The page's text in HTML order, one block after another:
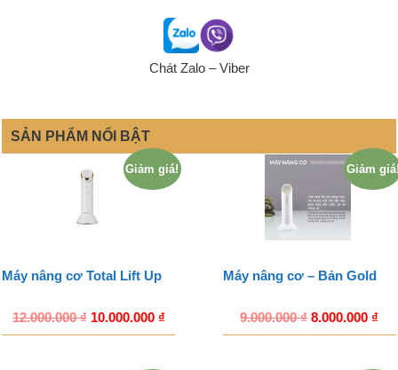
Chát Zalo – Viber
SẢN PHẨM NỔI BẬT
Giảm giá!
Máy nâng cơ Total Lift Up
12.000.000₫ 10.000.000 ₫
Giảm
Máy nâng cơ – Bản Gold
9.000.000₫ 8.000.000 ₫